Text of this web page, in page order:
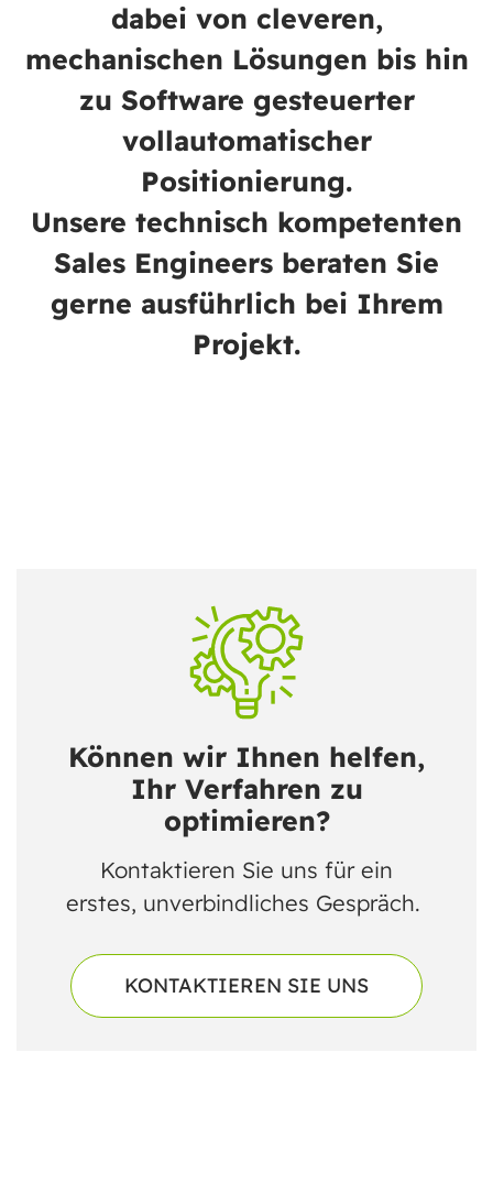
dabei von cleveren,
mechanischen Lösungen bis hin
zu Software gesteuerter
vollautomatischer
Positionierung.
Unsere technisch kompetenten
Sales Engineers beraten Sie
gerne ausführlich bei Ihrem
Projekt.
Können wir Ihnen helfen,
Ihr Verfahren zu
optimieren?
Kontaktieren Sie uns für ein
erstes, unverbindliches Gespräch.
KONTAKTIEREN SIE UNS